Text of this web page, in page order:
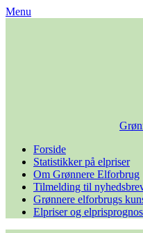
Skip
Menu
Forside
Statistikker på elpriser
Om Grønnere Elforbrug
Tilmelding til
Grønnere elforbrugs
Elpriser og